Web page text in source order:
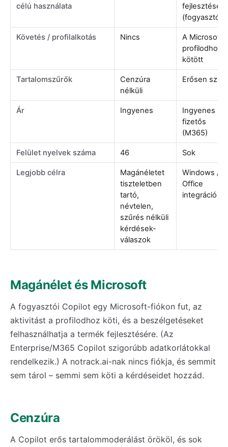
célú használata
fejlesztésére
(fogyasztói)
Követés / profilalkotás Nincs
A Microsoft-
profilodhoz
kötött
Tartalomszűrők
Cenzúra
nélküli
Erősen szűrt
Ár Ingyenes
Ingyenes +
fizetős
(M365)
Felület nyelvek száma 46 Sok
Legjobb célra
Magánéletet
tiszteletben
tartó,
névtelen,
szűrés nélküli
kérdések-
válaszok
Windows /
Office
integráció
Magánélet és Microsoft
A fogyasztói Copilot egy Microsoft-fiókon fut, az
aktivitást a profilodhoz köti, és a beszélgetéseket
felhasználhatja a termék fejlesztésére. (Az
Enterprise/M365 Copilot szigorúbb adatkorlátokkal
rendelkezik.) A notrack.ai-nak nincs fiókja, és semmit
sem tárol – semmi sem köti a kérdéseidet hozzád.
Cenzúra
A Copilot erős tartalommoderálást örököl, és sok